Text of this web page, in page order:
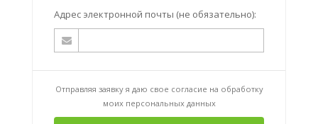
Адрес электронной почты (не обязательно):
Отправляя заявку я даю свое согласие на обработку
моих персональных данных